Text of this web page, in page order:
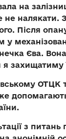
на
налякати.
Після
Єва.
захищатиму
ОТЦК
з питань